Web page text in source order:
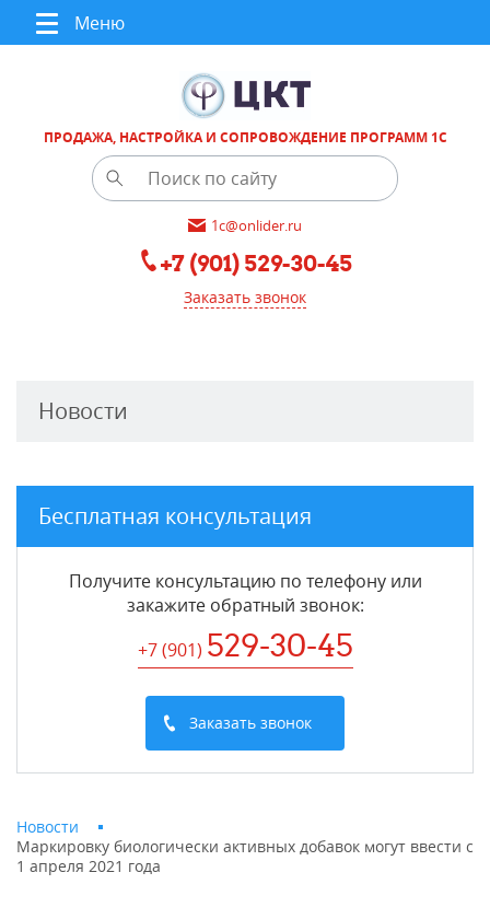
Меню
ПРОДАЖА, НАСТРОЙКА И СОПРОВОЖДЕНИЕ ПРОГРАММ 1С
1c@onlider.ru
+7 (901) 529-30-45
Заказать звонок
Новости
Бесплатная консультация
Получите консультацию по телефону или
закажите обратный звонок:
+7 (901) 529-30-45
Заказать звонок
Новости
Маркировку биологически активных добавок могут ввести с
1 апреля 2021 года